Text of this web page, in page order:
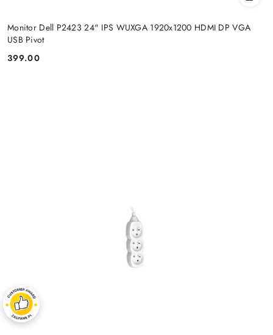
Monitor Dell P2423 24" IPS WUXGA 1920x1200 HDMI DP VGA
USB Pivot
Price:
399.00